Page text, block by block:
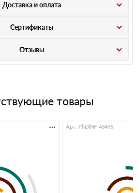
Доставка и оплата
Сертификаты
Отзывы
товары
Арт. PliDlNF-43495